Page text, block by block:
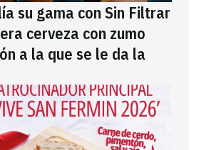
su gama con Sin Filtrar
cerveza con zumo
a la que se le da la